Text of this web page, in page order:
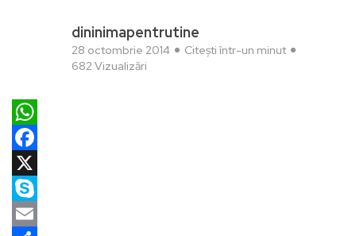
dininimapentrutine
28 octombrie 2014
Citești într-un minut
682 Vizualizări
WhatsApp
Facebook
X
Skype